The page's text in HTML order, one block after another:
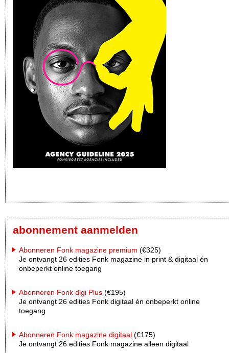
abonnement aanmelden
Abonneren Fonk magazine premium (€325)
Je ontvangt 26 edities Fonk magazine in print & digitaal én
onbeperkt online toegang
Abonneren Fonk digi Plus (€195)
Je ontvangt 26 edities Fonk digitaal én onbeperkt online
toegang
Abonneren Fonk magazine digitaal (€175)
Je ontvangt 26 edities Fonk magazine alleen digitaal